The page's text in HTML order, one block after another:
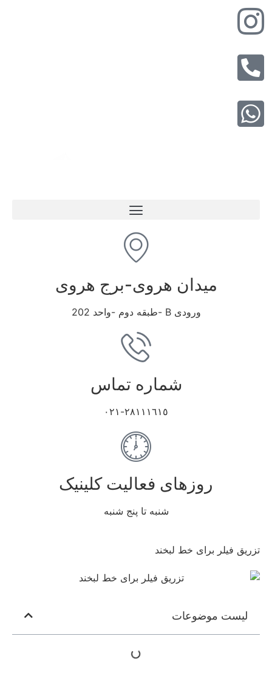
میدان هروی-برج هروی
ورودی B -طبقه دوم -واحد 202
شماره تماس
٢٨١١١٦١٥-٠٢١
روزهای فعالیت کلینیک
شنبه تا پنج شنبه
تزریق فیلر برای خط لبخند
لیست موضوعات